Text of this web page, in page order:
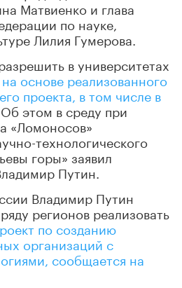
Матвиенко и глава
по науке,
Лилия Гумерова.
в университетах
основе реализованного
проекта, в том числе в
Об этом в среду при
«Ломоносов»
технологического
горы» заявил
Путин.
Владимир Путин
регионов реализовать
по созданию
организаций с
сообщается на